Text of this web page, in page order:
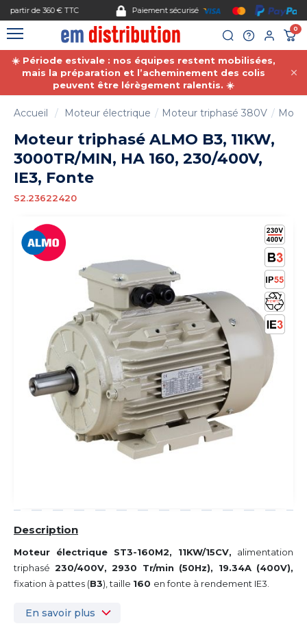
Paiement sécurisé
0
☀️ Période estivale : nos équipes restent mobilisées,
mais la préparation et l’acheminement des colis
peuvent être lérègement ralentis. ☀️
Accueil Moteur électrique Moteur triphasé 380V
Moteur triphasé ALMO B3, 11KW,
3000TR/MIN, HA 160, 230/400V,
IE3, Fonte
S2.23622420
Description
Moteur électrique ST3-160M2, 11KW/15CV, alimentation
triphasé 230/400V, 2930 Tr/min (50Hz), 19.34A (400V),
fixation à pattes (B3), taille 160 en fonte à rendement IE3.
En savoir plus
Gestion des cookies